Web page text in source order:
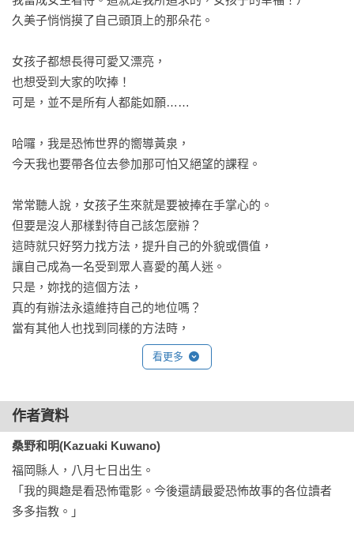
久美子悄悄摸了自己頭頂上的那朵花。
女孩子都想長得可愛又漂亮，
也想受到大家的吹捧！
可是，並不是所有人都能如願……
哈囉，我是恐怖世界的嚮導黃泉，
今天我也要帶各位去參加那可怕又絕望的課程。
常常聽人說，女孩子生來就是要被捧在手掌心的。
但要是沒人那樣對待自己該怎麼辦？
這時就只好努力找方法，提升自己的外貌或價值，
讓自己成為一名受到眾人喜愛的萬人迷。
只是，妳找的這個方法，
真的有辦法永遠維持自己的地位嗎？
當有其他人也找到同樣的方法時，
妳的寶座，是否就開始岌岌可危……
請大家趕快就座，
然後跟著我打開課本吧，嘎嘎……
看更多
作者資料
桑野和明(Kazuaki Kuwano)
福岡縣人，八月七日出生。
「我的興趣是看恐怖電影。今後還請最愛恐怖故事的各位讀者
多多指教。」